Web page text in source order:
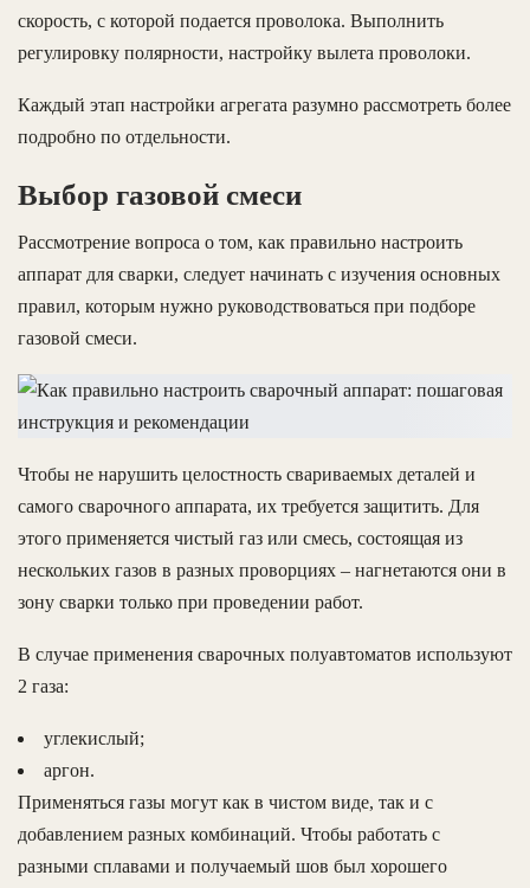
скорость, с которой подается проволока. Выполнить
регулировку полярности, настройку вылета проволоки.
Каждый этап настройки агрегата разумно рассмотреть более
подробно по отдельности.
Выбор газовой смеси
Рассмотрение вопроса о том, как правильно настроить
аппарат для сварки, следует начинать с изучения основных
правил, которым нужно руководствоваться при подборе
газовой смеси.
Чтобы не нарушить целостность свариваемых деталей и
самого сварочного аппарата, их требуется защитить. Для
этого применяется чистый газ или смесь, состоящая из
нескольких газов в разных проворциях – нагнетаются они в
зону сварки только при проведении работ.
В случае применения сварочных полуавтоматов используют
2 газа:
углекислый;
аргон.
Применяться газы могут как в чистом виде, так и с
добавлением разных комбинаций. Чтобы работать с
разными сплавами и получаемый шов был хорошего